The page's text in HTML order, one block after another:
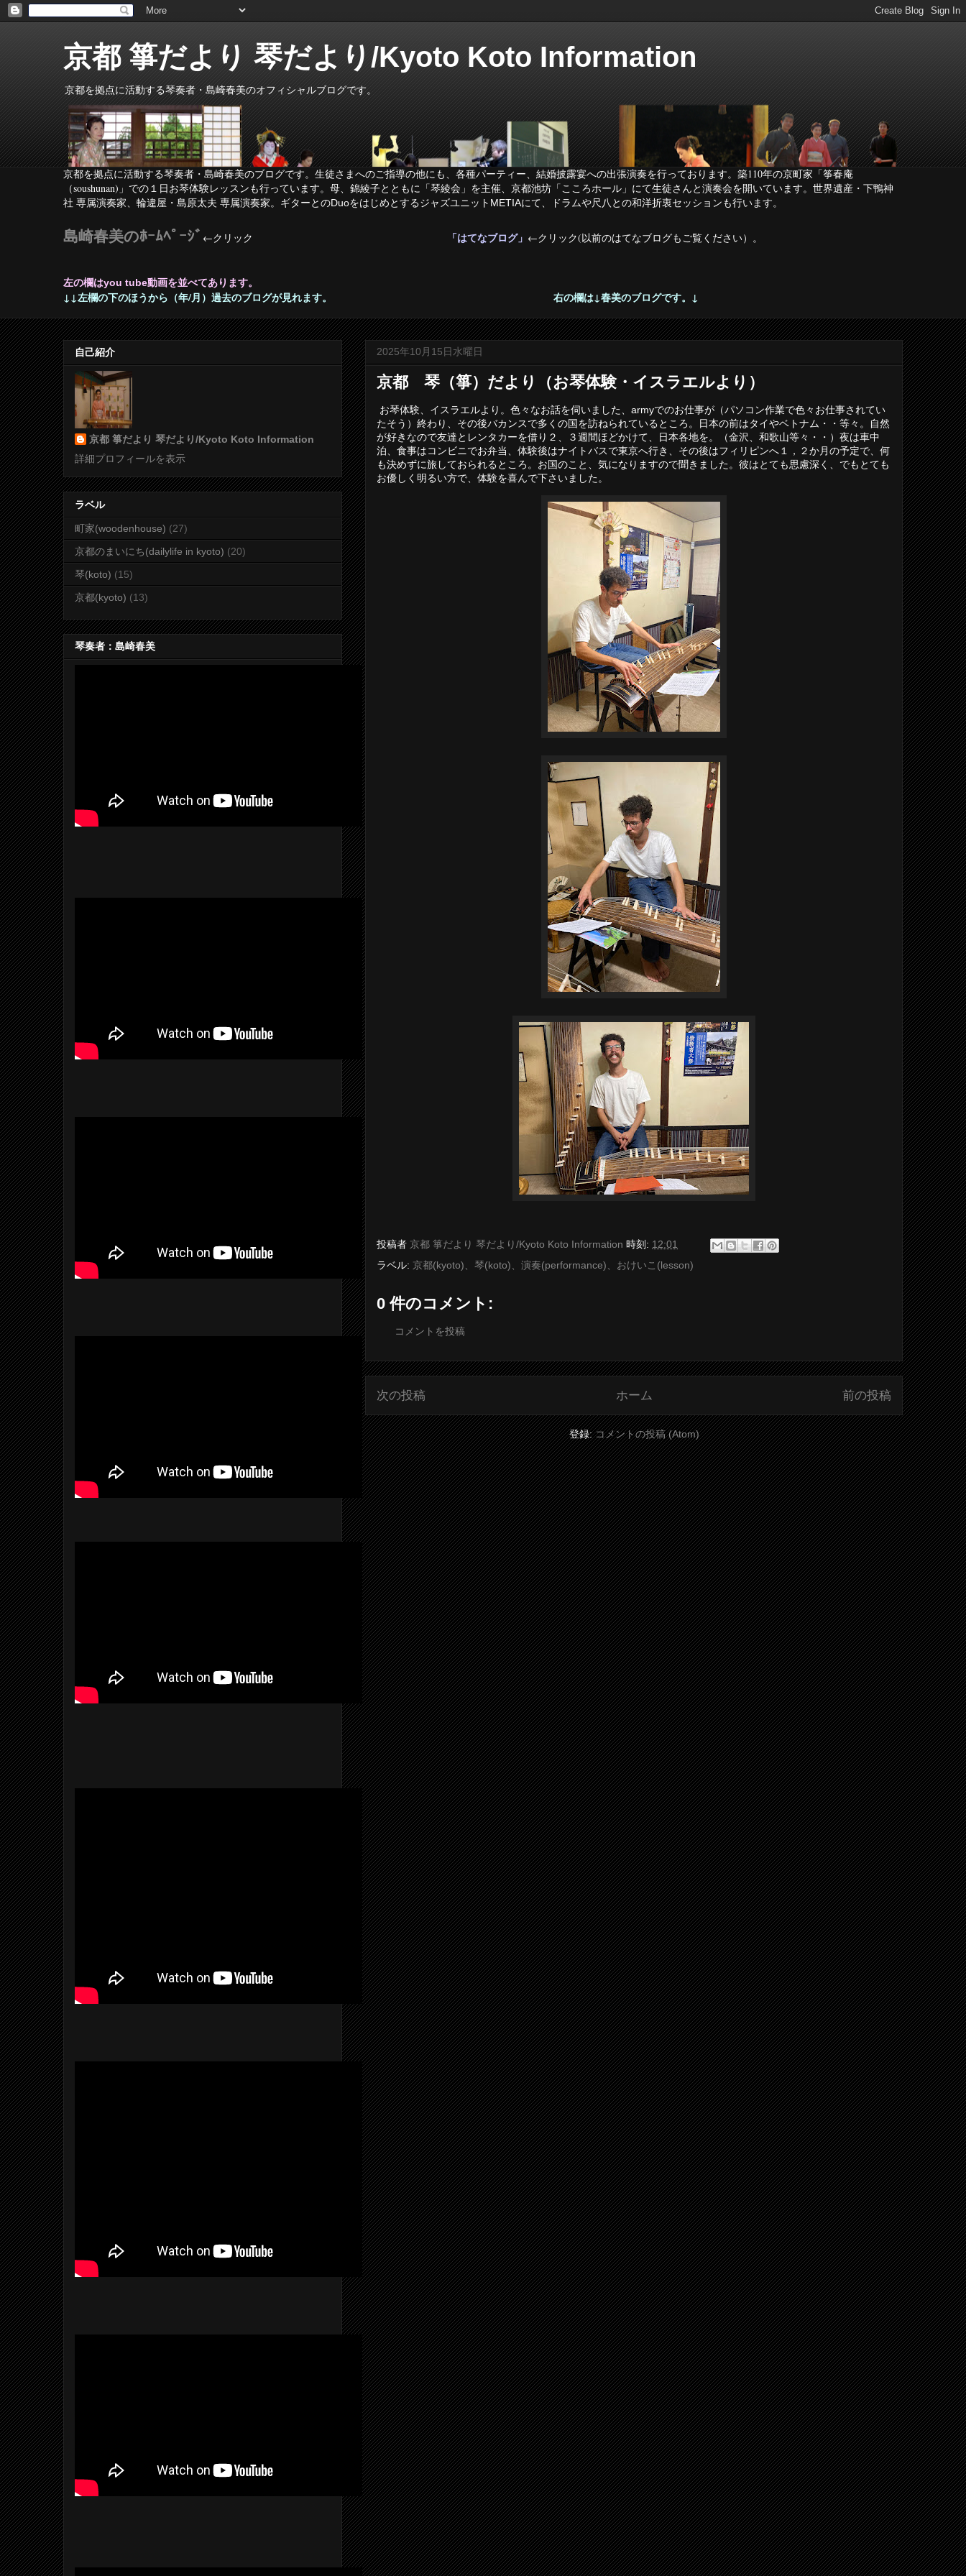
京都 箏だより 琴だより/Kyoto Koto Information
京都を拠点に活動する琴奏者・島崎春美のオフィシャルブログです。
京都を拠点に活動する琴奏者・島崎春美のブログです。生徒さまへのご指導の他にも、各種パーティー、結婚披露宴への出張演奏を行っております。築110年の京町家「筝春庵
（soushunan)」での１日お琴体験レッスンも行っています。母、錦綾子とともに「琴綾会」を主催、京都池坊「こころホール」にて生徒さんと演奏会を開いています。世界遺産・下鴨神
社 専属演奏家、輪違屋・ 島原太夫 専属演奏家。ギターとのDuoをはじめとするジャズユニットMETIAにて、ドラムや尺八との和洋折衷セッションも行います。
島崎春美のﾎｰﾑﾍﾟｰｼﾞ ←クリック 「はてなブログ」 ←クリック(以前のはてなブログもご覧ください）。
左の欄はyou tube動画を並べてあります。
↓↓左欄の下のほうから（年/月）過去のブログが見れます。 右の欄は↓春美のブログです。↓
2025年10月15日水曜日
京都 琴（箏）だより（お琴体験・イスラエルより）
お琴体験、イスラエルより。色々なお話を伺いました、armyでのお仕事が（パソコン作業で色々お仕事されてい
たそう）終わり、その後バカンスで多くの国を訪ねられているところ。日本の前はタイやベトナム・・等々。自然
が好きなので友達とレンタカーを借り２、３週間ほどかけて、日本各地を。（金沢、和歌山等々・・）夜は車中
泊、食事はコンビニでお弁当、体験後はナイトバスで東京へ行き、その後はフィリピンへ１，２か月の予定で、何
も決めずに旅しておられるところ。お国のこと、気になりますので聞きました。彼はとても思慮深く、でもとても
お優しく明るい方で、体験を喜んで下さいました。
投稿者 京都 箏だより 琴だより/Kyoto Koto Information 時刻: 12:01
ラベル: 京都(kyoto)、琴(koto)、演奏(performance)、おけいこ(lesson)
0 件のコメント:
コメントを投稿
次の投稿 前の投稿
ホーム
登録:コメントの投稿 (Atom)
自己紹介
京都 箏だより 琴だより/Kyoto Koto Information
詳細プロフィールを表示
ラベル
町家(woodenhouse) (27)
京都のまいにち(dailylife in kyoto) (20)
琴(koto) (15)
京都(kyoto) (13)
琴奏者：島崎春美